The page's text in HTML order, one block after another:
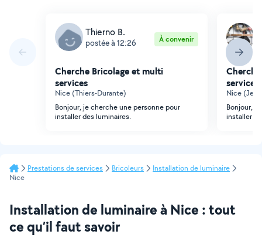
Thierno B.
postée à 12:26 À convenir
Cherche Bricolage et multi
services
Nice (Thiers-Durante)
Bonjour, je cherche une personne pour
installer des luminaires.
services
Nice
Bonjour,
installer
Prestations de services Bricoleurs
Installation de luminaire
Nice
Installation de luminaire à Nice : tout
ce qu’il faut savoir